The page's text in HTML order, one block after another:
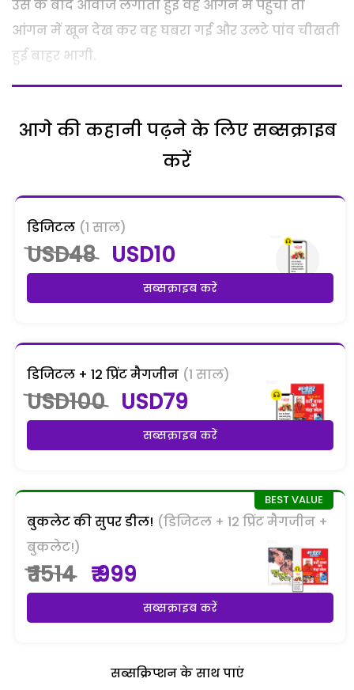
उस के बाद आवाज लगाती हुई वह आंगन में पहुंची तो
आंगन में खून देख कर वह घबरा गई और उलटे पांव चीखती
हुई बाहर भागी.
आगे की कहानी पढ़ने के लिए सब्सक्राइब
करें
डिजिटल (1 साल)
USD48 USD10
सब्सक्राइब करें
डिजिटल + 12 प्रिंट मैगजीन (1 साल)
USD100 USD79
सब्सक्राइब करें
बुकलेट की सुपर डील! (डिजिटल + 12 प्रिंट मैगजीन +
बुकलेट!)
₹ 1514 ₹ 999
सब्सक्राइब करें
सब्सक्रिप्शन के साथ पाएं